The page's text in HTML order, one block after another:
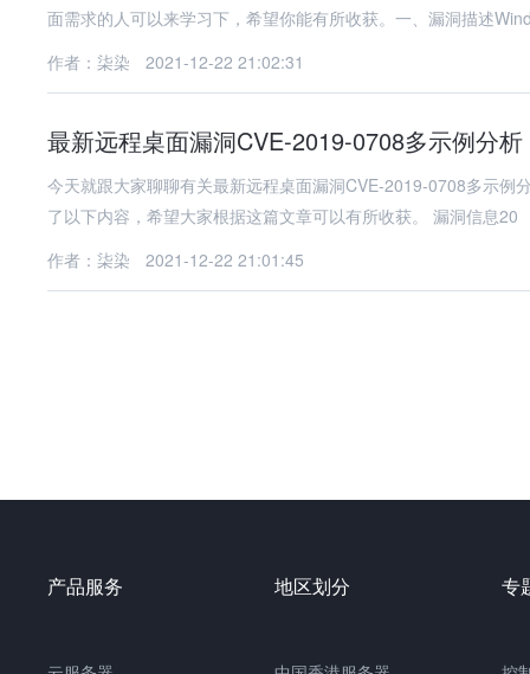
面需求的人可以来学习下，希望你能有所收获。一、漏洞描述
作者：柒染
2021-12-22 21:02:31
最新远程桌面漏洞CVE-2019-0708多示例分析
今天就跟大家聊聊有关最新远程桌面漏洞CVE-2019-0708多示
了以下内容，希望大家根据这篇文章可以有所收获。 漏洞信息20
作者：柒染
2021-12-22 21:01:45
产品服务 地区划分 专